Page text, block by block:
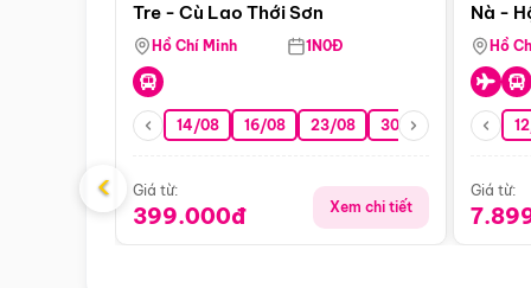
Tre - Cù Lao Thới Sơn
Hồ Chí Minh 1N0Đ
14/08 16/08 23/08 30/08 06/09
Giá từ:
399.000đ Xem chi tiết
Nà -
Nha
Hồ
Giá từ:
‹